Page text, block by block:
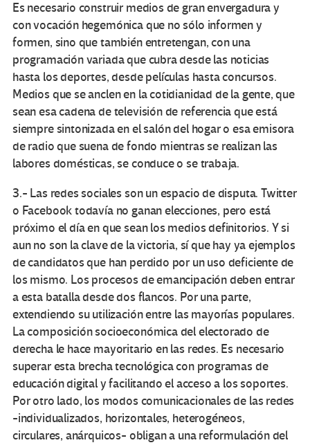
Es necesario construir medios de gran envergadura y
con vocación hegemónica que no sólo informen y
formen, sino que también entretengan, con una
programación variada que cubra desde las noticias
hasta los deportes, desde películas hasta concursos.
Medios que se anclen en la cotidianidad de la gente, que
sean esa cadena de televisión de referencia que está
siempre sintonizada en el salón del hogar o esa emisora
de radio que suena de fondo mientras se realizan las
labores domésticas, se conduce o se trabaja.
3.- Las redes sociales son un espacio de disputa. Twitter
o Facebook todavía no ganan elecciones, pero está
próximo el día en que sean los medios definitorios. Y si
aun no son la clave de la victoria, sí que hay ya ejemplos
de candidatos que han perdido por un uso deficiente de
los mismo. Los procesos de emancipación deben entrar
a esta batalla desde dos flancos. Por una parte,
extendiendo su utilización entre las mayorías populares.
La composición socioeconómica del electorado de
derecha le hace mayoritario en las redes. Es necesario
superar esta brecha tecnológica con programas de
educación digital y facilitando el acceso a los soportes.
Por otro lado, los modos comunicacionales de las redes
-individualizados, horizontales, heterogéneos,
circulares, anárquicos- obligan a una reformulación del